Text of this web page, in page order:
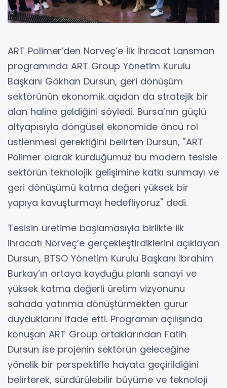
ART Polimer’den Norveç’e İlk İhracat Lansman
programında ART Group Yönetim Kurulu
Başkanı Gökhan Dursun, geri dönüşüm
sektörünün ekonomik açıdan da stratejik bir
alan haline geldiğini söyledi. Bursa’nın güçlü
altyapısıyla döngüsel ekonomide öncü rol
üstlenmesi gerektiğini belirten Dursun, "ART
Polimer olarak kurduğumuz bu modern tesisle
sektörün teknolojik gelişimine katkı sunmayı ve
geri dönüşümü katma değeri yüksek bir
yapıya kavuşturmayı hedefliyoruz" dedi.
Tesisin üretime başlamasıyla birlikte ilk
ihracatı Norveç’e gerçekleştirdiklerini açıklayan
Dursun, BTSO Yönetim Kurulu Başkanı İbrahim
Burkay’ın ortaya koyduğu planlı sanayi ve
yüksek katma değerli üretim vizyonunu
sahada yatırıma dönüştürmekten gurur
duyduklarını ifade etti. Programın açılışında
konuşan ART Group ortaklarından Fatih
Dursun ise projenin sektörün geleceğine
yönelik bir perspektifle hayata geçirildiğini
belirterek, sürdürülebilir büyüme ve teknoloji